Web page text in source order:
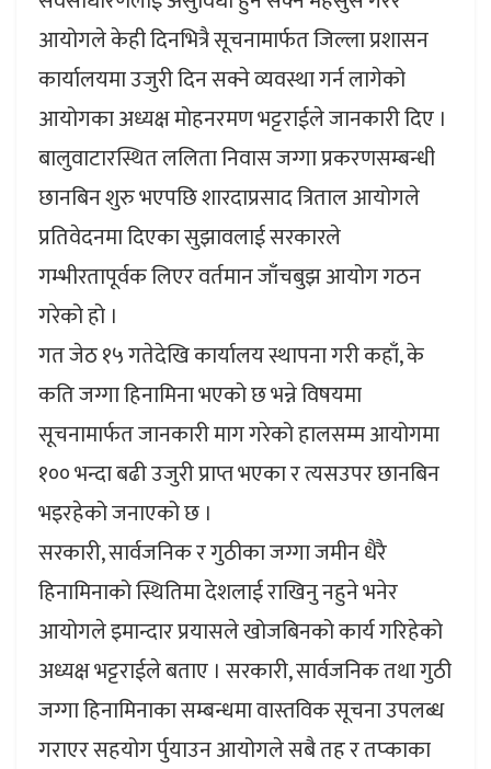
आयोगले केही दिनभित्रै सूचनामार्फत जिल्ला प्रशासन
कार्यालयमा उजुरी दिन सक्ने व्यवस्था गर्न लागेको
आयोगका अध्यक्ष मोहनरमण भट्टराईले जानकारी दिए ।
बालुवाटारस्थित ललिता निवास जग्गा प्रकरणसम्बन्धी
छानबिन शुरु भएपछि शारदाप्रसाद त्रिताल आयोगले
प्रतिवेदनमा दिएका सुझावलाई सरकारले
गम्भीरतापूर्वक लिएर वर्तमान जाँचबुझ आयोग गठन
गरेको हो ।
गत जेठ १५ गतेदेखि कार्यालय स्थापना गरी कहाँ, के
कति जग्गा हिनामिना भएको छ भन्ने विषयमा
सूचनामार्फत जानकारी माग गरेको हालसम्म आयोगमा
१०० भन्दा बढी उजुरी प्राप्त भएका र त्यसउपर छानबिन
भइरहेको जनाएको छ ।
सरकारी, सार्वजनिक र गुठीका जग्गा जमीन धैरै
हिनामिनाको स्थितिमा देशलाई राखिनु नहुने भनेर
आयोगले इमान्दार प्रयासले खोजबिनको कार्य गरिहेको
अध्यक्ष भट्टराईले बताए । सरकारी, सार्वजनिक तथा गुठी
जग्गा हिनामिनाका सम्बन्धमा वास्तविक सूचना उपलब्ध
गराएर सहयोग र्पुयाउन आयोगले सबै तह र तप्काका